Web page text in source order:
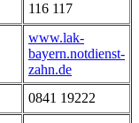
116 117
www.lak-
bayern.notdienst-
zahn.de
0841 19222